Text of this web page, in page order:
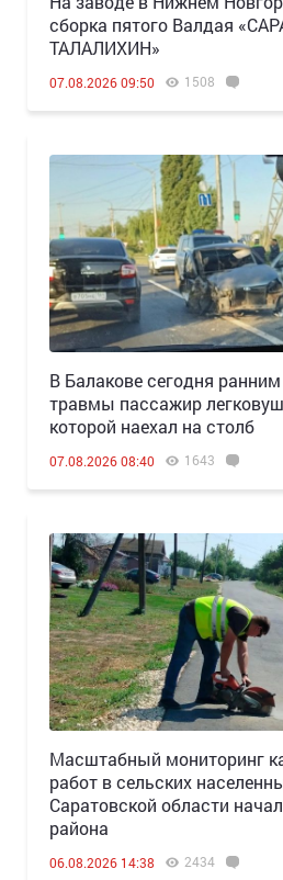
сборка пятого Валдая
ТАЛАЛИХИН»
07.08.2026 09:50 1508
В Балакове сегодня
травмы пассажир
которой наехал на столб
07.08.2026 08:40 1643
Масштабный мониторинг
работ в сельских
Саратовской области
района
06.08.2026 14:38 2434